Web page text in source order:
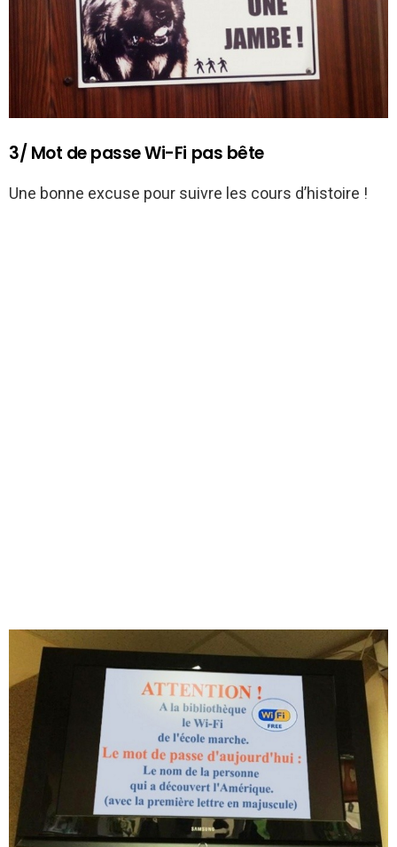
3/ Mot de passe Wi-Fi pas bête
Une bonne excuse pour suivre les cours d’histoire !